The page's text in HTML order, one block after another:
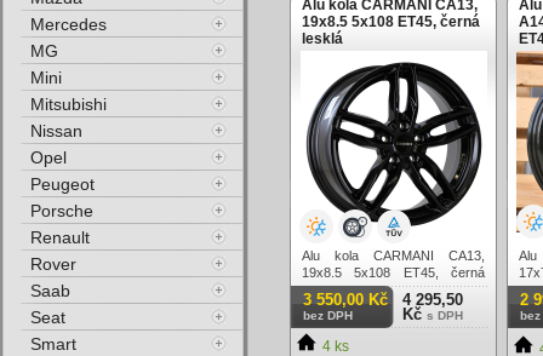
Alu kola CARMANI CA13,
19x8.5 5x108 ET45, černá
lesklá
Alu kola CARMANI CA13,
19x8.5 5x108 ET45, černá
lesklá
3 550,00 Kč
bez DPH
4 295,50
Kč s DPH
4 ks
Alu
2
bez
Mercedes
MG
Mini
Mitsubishi
Nissan
Opel
Peugeot
Porsche
Renault
Rover
Saab
Seat
Smart